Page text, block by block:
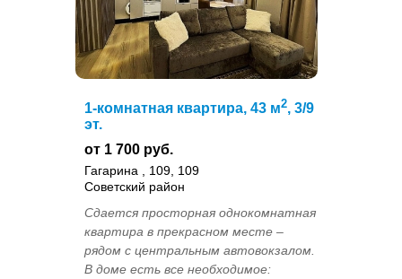
1-комнатная квартира, 43 м2, 3/9
эт.
от 1 700 руб.
Гагарина , 109, 109
Советский район
Сдается просторная однокомнатная
квартира в прекрасном месте –
рядом с центральным автовокзалом.
В доме есть все необходимое: